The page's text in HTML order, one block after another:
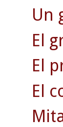
Un
El
El
El